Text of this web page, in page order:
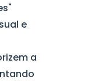
e
a